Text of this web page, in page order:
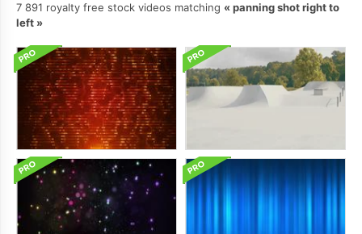
7 891 royalty free stock videos matching
panning shot right to
left